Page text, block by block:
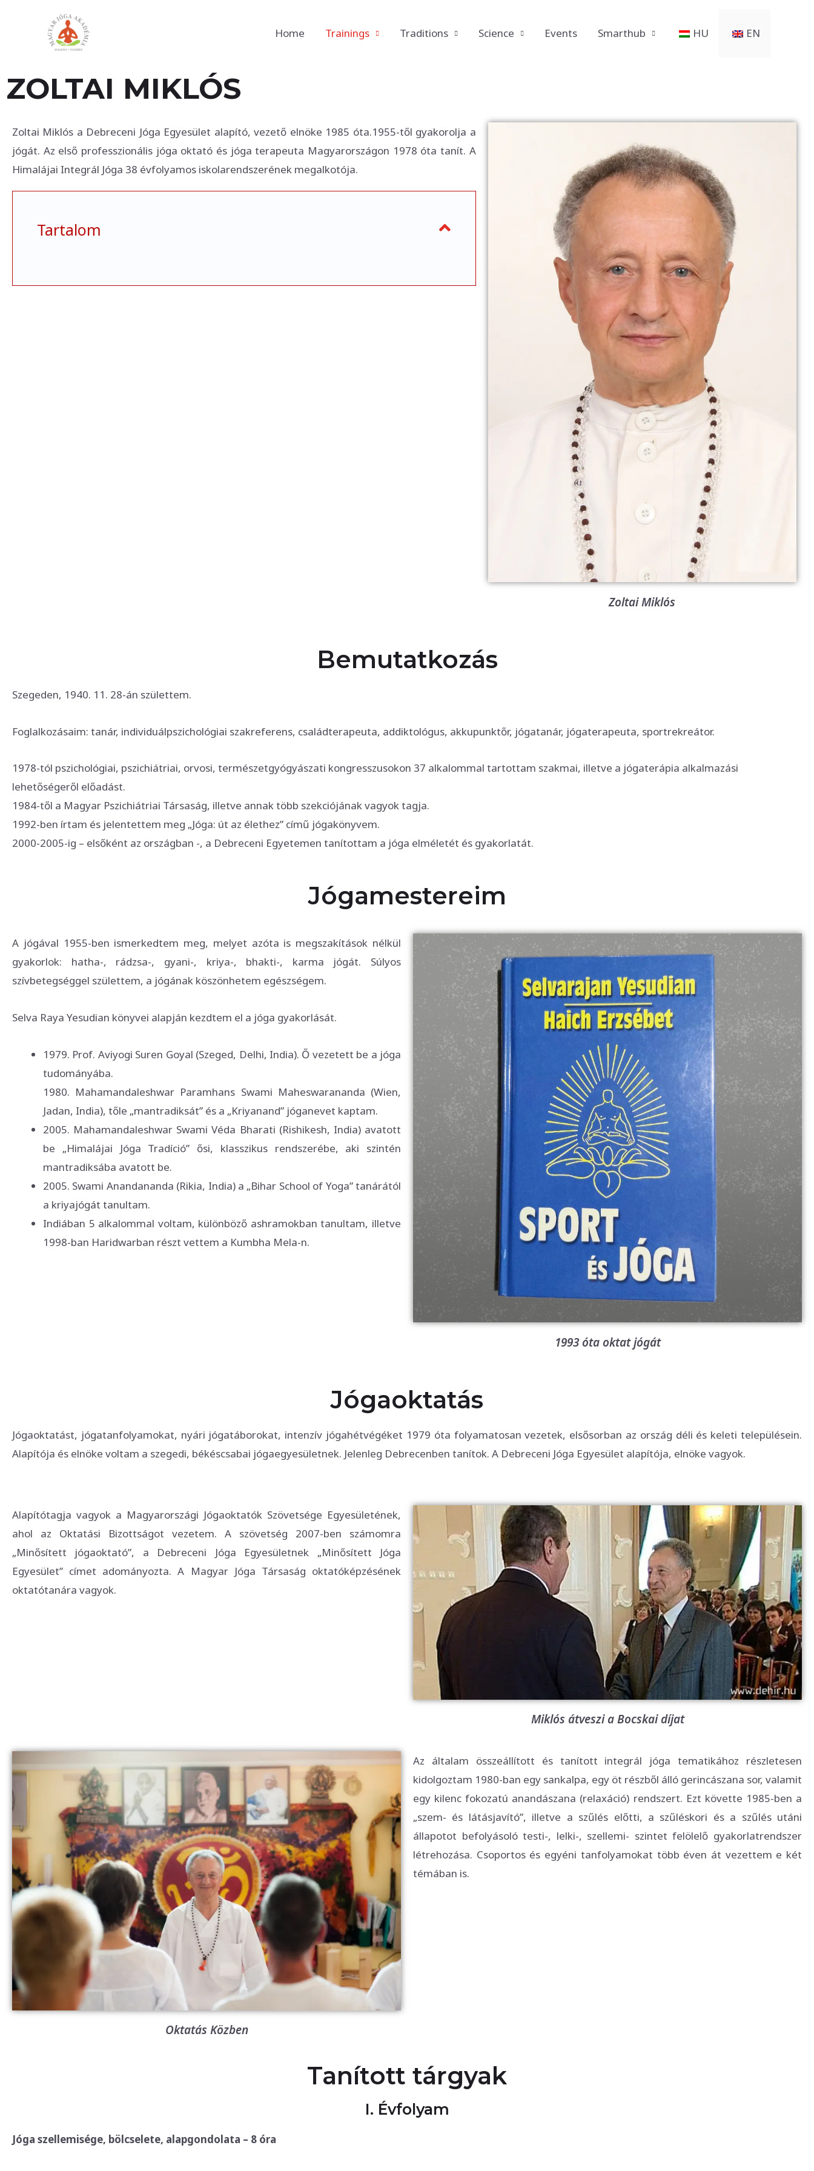
Home Trainings Traditions Science Events Smarthub HU EN
ZOLTAI MIKLÓS
Zoltai Miklós a Debreceni Jóga Egyesület alapító, vezető elnöke 1985 óta.1955-től gyakorolja a
jógát. Az első professzionális jóga oktató és jóga terapeuta Magyarországon 1978 óta tanít. A
Himalájai Integrál Jóga 38 évfolyamos iskolarendszerének megalkotója.
Tartalom
Zoltai Miklós
Bemutatkozás
Szegeden, 1940. 11. 28-án születtem.
Foglalkozásaim: tanár, individuálpszichológiai szakreferens, családterapeuta, addiktológus, akkupunktőr, jógatanár, jógaterapeuta, sportrekreátor.
1978-tól pszichológiai, pszichiátriai, orvosi, természetgyógyászati kongresszusokon 37 alkalommal tartottam szakmai, illetve a jógaterápia alkalmazási
lehetőségeről előadást.
1984-től a Magyar Pszichiátriai Társaság, illetve annak több szekciójának vagyok tagja.
1992-ben írtam és jelentettem meg „Jóga: út az élethez” című jógakönyvem.
2000-2005-ig – elsőként az országban -, a Debreceni Egyetemen tanítottam a jóga elméletét és gyakorlatát.
Jógamestereim
A jógával 1955-ben ismerkedtem meg, melyet azóta is megszakítások nélkül
gyakorlok: hatha-, rádzsa-, gyani-, kriya-, bhakti-, karma jógát. Súlyos
szívbetegséggel születtem, a jógának köszönhetem egészségem.
Selva Raya Yesudian könyvei alapján kezdtem el a jóga gyakorlását.
1979. Prof. Aviyogi Suren Goyal (Szeged, Delhi, India). Ő vezetett be a jóga
tudományába.
1980. Mahamandaleshwar Paramhans Swami Maheswarananda (Wien,
Jadan, India), tőle „mantradiksát” és a „Kriyanand” jóganevet kaptam.
2005. Mahamandaleshwar Swami Véda Bharati (Rishikesh, India) avatott
be „Himalájai Jóga Tradíció” ősi, klasszikus rendszerébe, aki szintén
mantradiksába avatott be.
2005. Swami Anandananda (Rikia, India) a „Bihar School of Yoga” tanárától
a kriyajógát tanultam.
Indiában 5 alkalommal voltam, különböző ashramokban tanultam, illetve
1998-ban Haridwarban részt vettem a Kumbha Mela-n.
1993 óta oktat jógát
Jógaoktatás
Jógaoktatást, jógatanfolyamokat, nyári jógatáborokat, intenzív jógahétvégéket 1979 óta folyamatosan vezetek, elsősorban az ország déli és keleti településein.
Alapítója és elnöke voltam a szegedi, békéscsabai jógaegyesületnek. Jelenleg Debrecenben tanítok. A Debreceni Jóga Egyesület alapítója, elnöke vagyok.
Alapítótagja vagyok a Magyarországi Jógaoktatók Szövetsége Egyesületének,
ahol az Oktatási Bizottságot vezetem. A szövetség 2007-ben számomra
„Minősített jógaoktató”, a Debreceni Jóga Egyesületnek „Minősített Jóga
Egyesület” címet adományozta. A Magyar Jóga Társaság oktatóképzésének
oktatótanára vagyok.
Miklós átveszi a Bocskai díjat
Oktatás Közben
Az általam összeállított és tanított integrál jóga tematikához részletesen
kidolgoztam 1980-ban egy sankalpa, egy öt részből álló gerincászana sor, valamit
egy kilenc fokozatú anandászana (relaxáció) rendszert. Ezt követte 1985-ben a
„szem- és látásjavító”, illetve a szűlés előtti, a szűléskori és a szűlés utáni
állapotot befolyásoló testi-, lelki-, szellemi- szintet felölelő gyakorlatrendszer
létrehozása. Csoportos és egyéni tanfolyamokat több éven át vezettem e két
témában is.
Tanított tárgyak
I. Évfolyam
Jóga szellemisége, bölcselete, alapgondolata – 8 óra